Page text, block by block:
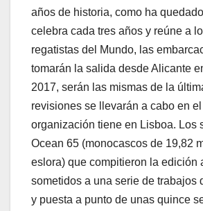
años de historia, como ha
celebra cada tres años y reúne a
regatistas del Mundo, las
tomarán la salida desde Alicante
2017, serán las mismas de la
revisiones se llevarán a cabo en
organización tiene en Lisboa. Los
Ocean 65 (monocascos de 19,82
eslora) que compitieron la edición
sometidos a una serie de trabajos
y puesta a punto de unas quince